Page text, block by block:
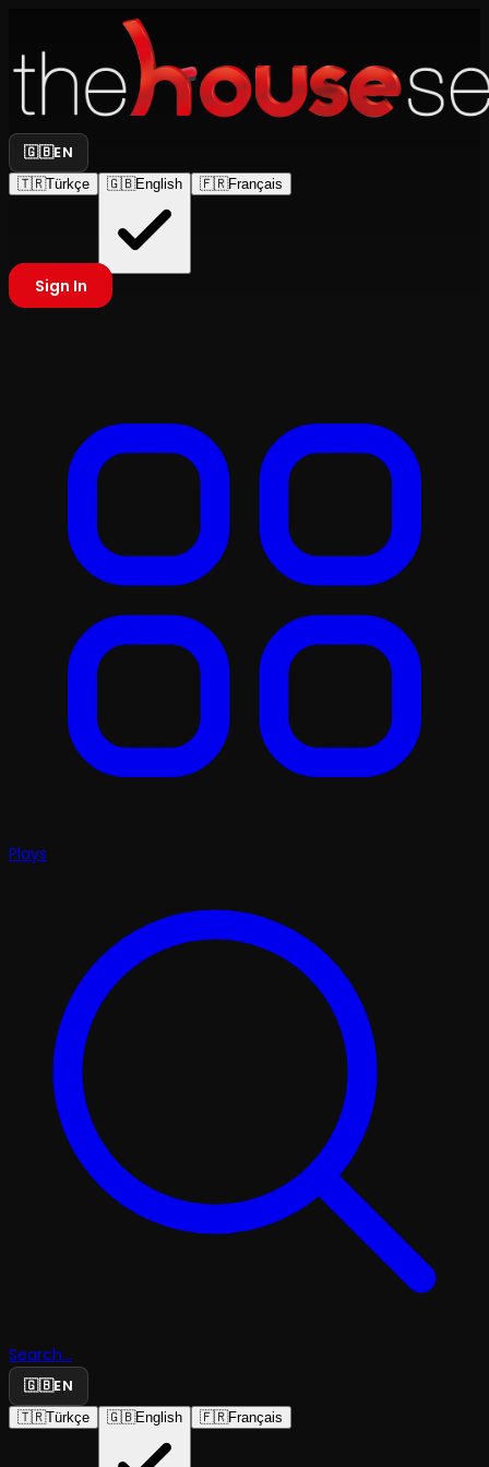
🇬🇧EN
🇹🇷Türkçe 🇬🇧English 🇫🇷Français
Sign In
Plays
Search...
🇬🇧EN
🇹🇷Türkçe 🇬🇧English 🇫🇷Français